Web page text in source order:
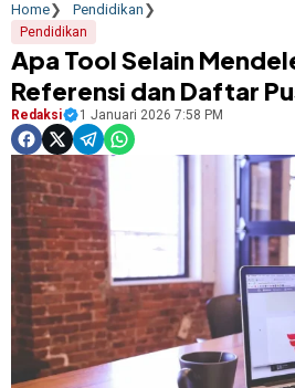
Home Pendidikan
Pendidikan
Apa Tool Selain
Referensi dan Daftar
Redaksi 1 Januari 2026 7:58 PM